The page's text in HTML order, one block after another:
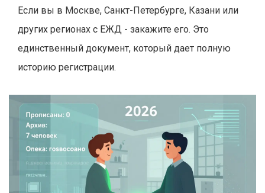
Если вы в Москве, Санкт-Петербурге, Казани или
других регионах с ЕЖД - закажите его. Это
единственный документ, который дает полную
историю регистрации.